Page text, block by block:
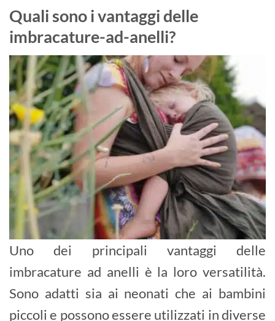
Quali sono i vantaggi delle
imbracature-ad-anelli?
Uno dei principali vantaggi delle
imbracature ad anelli è la loro versatilità.
Sono adatti sia ai neonati che ai bambini
piccoli e possono essere utilizzati in diverse